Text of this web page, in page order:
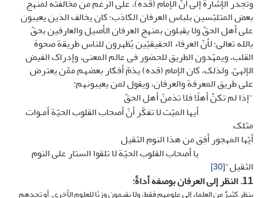
بعض المتلبّسین بلباس العرفان الکاذب؛ کان یخالف الذین یعیبون
على أهل الحقّ ولا یقبلون بمنهج العرفان الأصیل والعارفین بحقّ
بالله تعالى؛ لأنّ العرفاء الحقیقیّین یُظهرون للناس طریقة صحوة
القلب، ویمهّدون الطریق للحضور فی عالم المعنى، وإدراک الفیض
الإلهیّ. ولذلک، کان الإمام (قده) یذمّ أفکار بعضهم ممّن یعترض
على طریق المعرفة والعرفان، ویقول لمن یعیبونهم:
"إذا لم تکنْ أهلًا فلا تذمنّ أهل الحقّ
أیها المیّت لا تفکّر أنّ أصحاب القلوب الحیّة أمـوات
مثلک
أیّها المهجور أَفِق من هذا النوم الثقیل
یا أصحاب القلوب الحیّة لا تلقوا الستار على النوم
الثقیل"[30]
11. النظر إلى العرفان بوصفه أداة ً:
ینظر کثیرٌ من العلماء إلى علومهم فقط، ولا یقیمون وزنًا للعلوم الأخرى. أو تجدهم